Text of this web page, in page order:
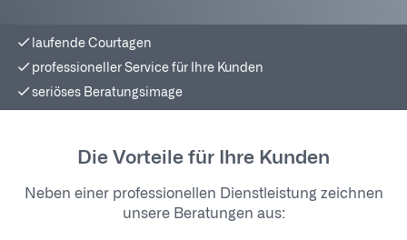
laufende Courtagen
professioneller Service für Ihre Kunden
seriöses Beratungsimage
Die Vorteile für Ihre Kunden
Neben einer professionellen Dienstleistung zeichnen
unsere Beratungen aus: